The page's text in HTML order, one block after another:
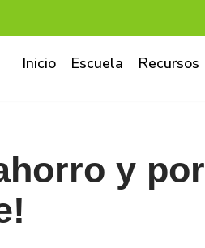
Inicio Escuela Recursos
y por